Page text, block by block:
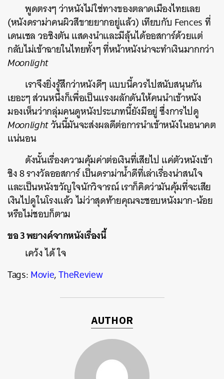
พูดตรงๆ ว่าหนังไม่ใช่ทางของตลาดเมืองไทยเลย
(หนังดราม่าคนผิวสีขายยากอยู่แล้ว) เทียบกับ Fences ที่
เดนเซล วอชิงตัน แสดงนำและมีลุ้นได้ออสการ์ด้วยแต่
กลับไม่เข้าฉายในไทยทั้งๆ ที่หน้าหนังน่าจะทำเงินมากกว่า
Moonlight
เราจึงยิ่งรู้สึกว่าหนังดีๆ แบบนี้ควรไปสนับสนุนกัน
เยอะๆ ส่วนหนึ่งก็เพื่อเป็นแรงผลักดันให้คนนำเข้าหนัง
มองเห็นว่ากลุ่มคนดูหนังประเภทนี้ยังมีอยู่ ซึ่งการไปดู
Moonlightวันนี้มันจะส่งผลดีต่อการนำเข้าหนังในอนาคต
แน่นอน
ดังนั้นเรื่องความคุ้มค่าต่อเงินที่เสียไป แค่ตัวหนังเข้า
ชิง 8 รางวัลออสการ์ เป็นดราม่าน้ำดีที่เล่าเรื่องน่าสนใจ
และเป็นหนังขวัญใจนักวิจารณ์ เราก็คิดว่ามันคุ้มที่จะเสีย
เงินไปดูในโรงแล้ว ไม่ว่าสุดท้ายคุณจะชอบหนังมาก-น้อย
หรือไม่ชอบก็ตาม
ขอ 3 พยางค์จากหนังเรื่องนี้
เคว้ง ได้ ใจ
Tags:Movie,TheReview
AUTHOR